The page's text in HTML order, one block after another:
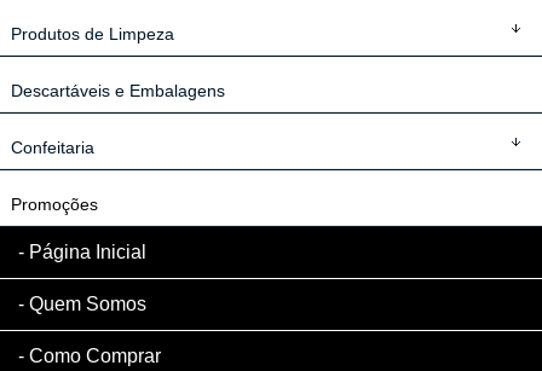
Produtos de Limpeza
Descartáveis e Embalagens
Confeitaria
Promoções
Página Inicial
Quem Somos
Como Comprar